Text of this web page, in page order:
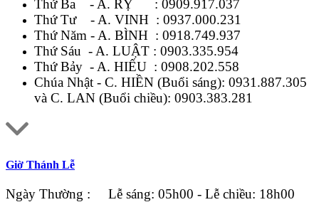
Thứ Ba - A. RỴ : 0909.917.037
Thứ Tư - A. VINH : 0937.000.231
Thứ Năm - A. BÌNH : 0918.749.937
Thứ Sáu - A. LUẬT : 0903.335.954
Thứ Bảy - A. HIẾU : 0908.202.558
Chúa Nhật - C. HIỀN (Buổi sáng): 0931.887.305
và C. LAN (Buổi chiều): 0903.383.281
Giờ Thánh Lễ
Ngày Thường : Lễ sáng: 05h00 - Lễ chiều: 18h00